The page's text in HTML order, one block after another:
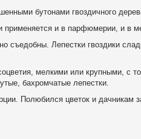
бутонами гвоздичного
применяется и в парфюмерии, и в
Лепестки гвоздики
мелкими или крупными, с
бахромчатые лепестки.
Полюбился цветок и дачникам